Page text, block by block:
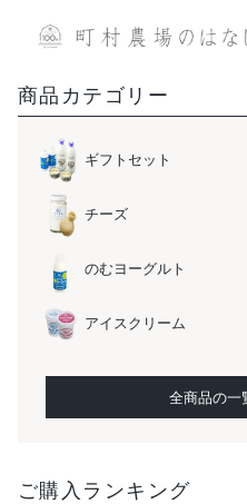
商品カテゴリー
ギフトセット
チーズ
のむヨーグルト
アイスクリーム
全商品の一
ご購入ランキング